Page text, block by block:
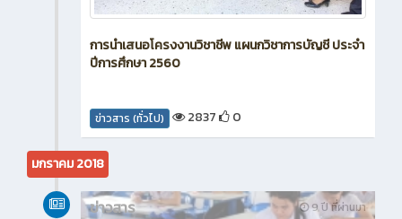
การนำเสนอโครงงานวิชาชีพ แผนกวิชาการบัญชี ประจำ
ปีการศึกษา 2560
ข่าวสาร (ทั่วไป) 2837 0
มกราคม 2018
9 ปี ที่ผ่านมา
ข่าวสาร